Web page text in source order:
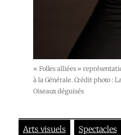
« Folles alliées »
à la Générale. Crédit photo :
Oiseaux déguisés
Arts visuels
Spectacles